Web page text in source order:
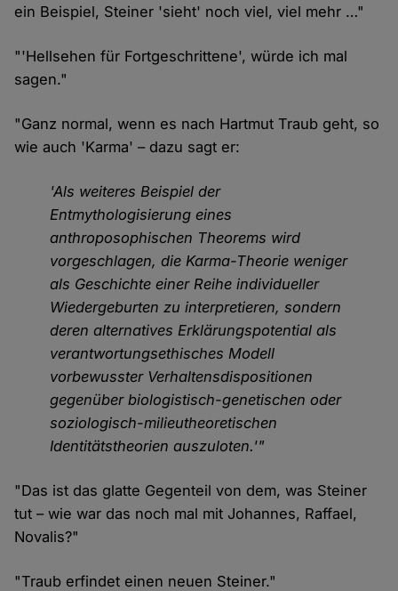
ein Beispiel, Steiner 'sieht' noch viel, viel mehr …"
"'Hellsehen für Fortgeschrittene', würde ich mal
sagen."
"Ganz normal, wenn es nach Hartmut Traub geht, so
wie auch 'Karma' – dazu sagt er:
'Als weiteres Beispiel der
Entmythologisierung eines
anthroposophischen Theorems wird
vorgeschlagen, die Karma-Theorie weniger
als Geschichte einer Reihe individueller
Wiedergeburten zu interpretieren, sondern
deren alternatives Erklärungspotential als
verantwortungsethisches Modell
vorbewusster Verhaltensdispositionen
gegenüber biologistisch-genetischen oder
soziologisch-milieutheoretischen
Identitätstheorien auszuloten.'"
"Das ist das glatte Gegenteil von dem, was Steiner
tut – wie war das noch mal mit Johannes, Raffael,
Novalis?"
"Traub erfindet einen neuen Steiner."